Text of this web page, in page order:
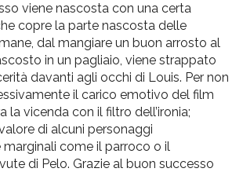
viene nascosta con una certa
copre la parte nascosta delle
dal mangiare un buon arrosto al
in un pagliaio, viene strappato
davanti agli occhi di Louis. Per non
il carico emotivo del film
la vicenda con il filtro dell’ironia;
di alcuni personaggi
come il parroco o il
di Pelo. Grazie al buon successo